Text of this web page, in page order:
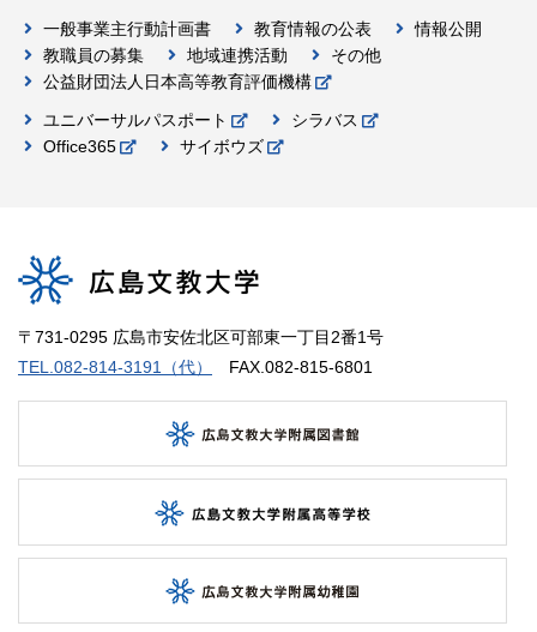
一般事業主行動計画書 教育情報の公表
情報公開
教職員の募集
地域連携活動
その他
公益財団法人日本高等教育評価機構
ユニバーサルパスポート
シラバス
Office365
サイボウズ
〒731-0295 広島市安佐北区可部東一丁目2番1号
TEL.082-814-3191（代）
FAX.082-815-6801